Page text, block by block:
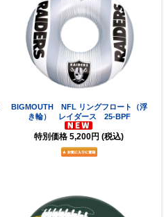
BIGMOUTH NFL リングフロート（浮
き輪） レイダース 25-BPF
特別価格 5,200円 (税込)